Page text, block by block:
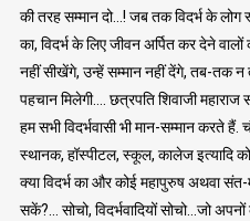
की तरह सम्मान दो…! जब तक विदर्भ के लोग
का, विदर्भ के लिए जीवन अर्पित कर देने
नहीं सीखेंगे, उन्हें सम्मान नहीं देंगे, तब-तक न
पहचान मिलेगी…. छत्रपति शिवाजी
हम सभी विदर्भवासी भी मान-सम्मान करते
स्थानक, हॉस्पीटल, स्कूल, कालेज इत्यादि
क्या विदर्भ का और कोई महापुरुष अथवा संत-
सकें?… सोचो, विदर्भवादियों सोचो…जो